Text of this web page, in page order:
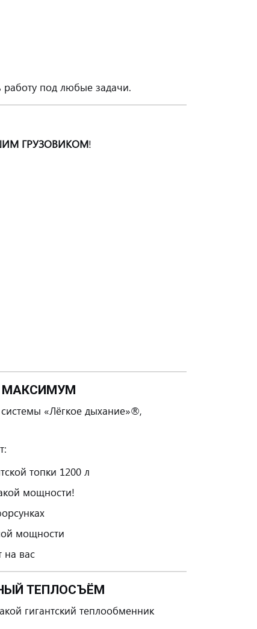
работу под любые задачи.
ГРУЗОВИКОМ!
МАКСИМУМ
«Лёгкое дыхание»®,
топки 1200 л
мощности!
мощности
на вас
ТЕПЛОСЪЁМ
гигантский теплообменник